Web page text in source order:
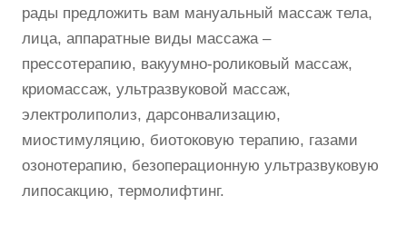
рады предложить вам мануальный массаж тела,
лица, аппаратные виды массажа –
прессотерапию, вакуумно-роликовый массаж,
криомассаж, ультразвуковой массаж,
электролиполиз, дарсонвализацию,
миостимуляцию, биотоковую терапию, газами
озонотерапию, безоперационную ультразвуковую
липосакцию, термолифтинг.